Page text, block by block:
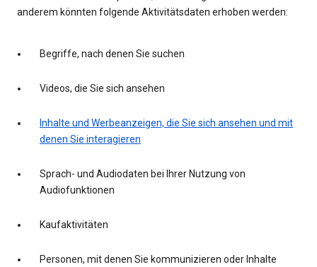
anderem könnten folgende Aktivitätsdaten erhoben werden:
Begriffe, nach denen Sie suchen
Videos, die Sie sich ansehen
Inhalte und Werbeanzeigen, die Sie sich ansehen und mit
denen Sie interagieren
Sprach- und Audiodaten bei Ihrer Nutzung von
Audiofunktionen
Kaufaktivitäten
Personen, mit denen Sie kommunizieren oder Inhalte